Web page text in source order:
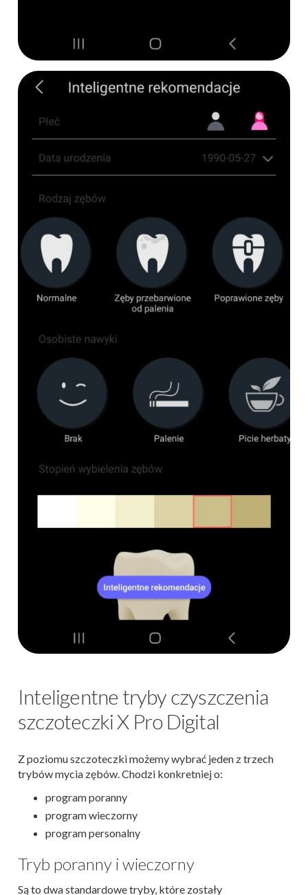
Inteligentne tryby czyszczenia
szczoteczki X Pro Digital
Z poziomu szczoteczki możemy wybrać jeden z trzech
trybów mycia zębów. Chodzi konkretniej o:
program poranny
program wieczorny
program personalny
Tryb poranny i wieczorny
Są to dwa standardowe tryby, które zostały